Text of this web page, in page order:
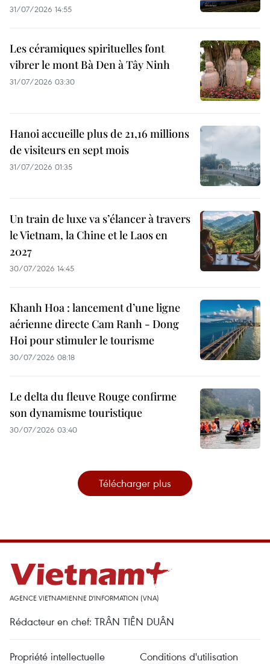
31/07/2026 14:55
Les céramiques spirituelles font
vibrer le mont Bà Den à Tây Ninh
31/07/2026 03:30
Hanoi accueille plus de 21,16 millions
de visiteurs en sept mois ​
31/07/2026 01:35
Un train de luxe va s’élancer à travers
le Vietnam, la Chine et le Laos en
2027
30/07/2026 14:45
Khanh Hoa : lancement d’une ligne
aérienne directe Cam Ranh - Dong
Hoi pour stimuler le tourisme
30/07/2026 08:18
Le delta du fleuve Rouge confirme
son dynamisme touristique
30/07/2026 03:40
Télécharger plus
AGENCE VIETNAMIENNE D'INFORMATION (VNA)
Rédacteur en chef: TRÂN TIÊN DUÂN
Propriété intellectuelle Conditions d'utilisation